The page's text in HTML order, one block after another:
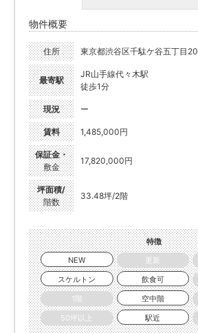
物件概要
住所 東京都渋谷区千駄ケ谷五丁目20
最寄駅
JR山手線代々木駅
徒歩1分
現況 ー
賃料 1,485,000円
保証金・
敷金
17,820,000円
坪面積/
階数
33.48坪/2階
特徴
NEW
更新
スケルトン
飲食可
1階
空中階
50坪以上
駅近